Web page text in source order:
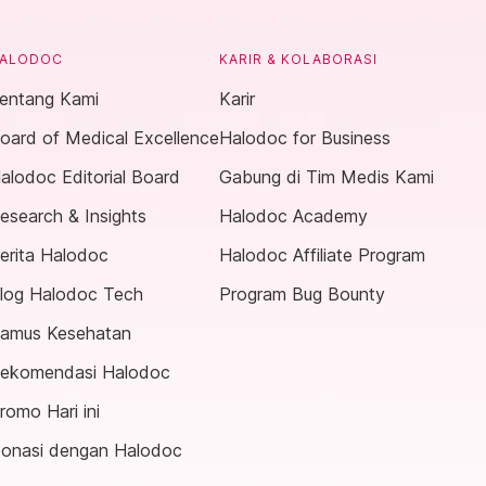
Kami
of Medical Excellence
Editorial Board
& Insights
Halodoc
Halodoc Tech
Kesehatan
Halodoc
Hari ini
dengan Halodoc
KARIR & KOLABORASI
Karir
Halodoc for Business
Gabung di Tim Medis Kami
Halodoc Academy
Halodoc Affiliate Program
Program Bug Bounty